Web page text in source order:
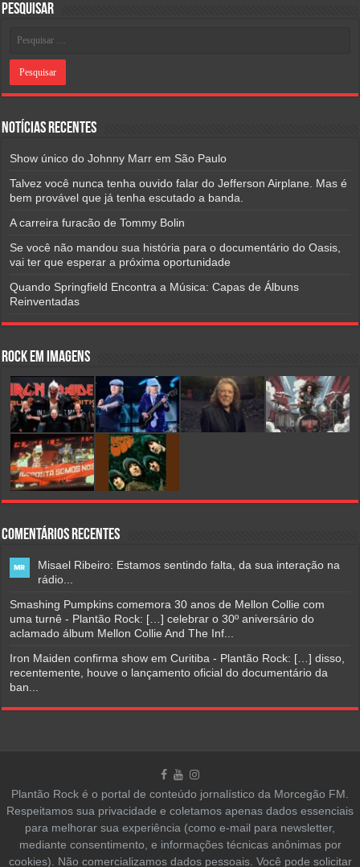
Pesquisar
Notícias Recentes
Show único do Johnny Marr em São Paulo
Talvez você nunca tenha ouvido falar do Jefferson Airplane. Mas é
bem provável que já tenha escutado a banda.
A carreira furacão de Tommy Bolin
Se você não mandou sua história para o documentário do Oasis,
vai ter que esperar a próxima oportunidade
Quando Springfield Encontra a Música: Capas de Álbuns
Reinventadas
Rock em Imagens
Comentários Recentes
Misael Ribeiro: Estamos sentindo falta, da sua interação na
rádio...
Smashing Pumpkins comemora 30 anos de Mellon Collie com
uma turnê - Plantão Rock: […] celebrar o 30º aniversário do
aclamado álbum Mellon Collie And The Inf...
Iron Maiden confirma show em Curitiba - Plantão Rock: […] disso,
recentemente, houve o lançamento oficial do documentário da
ban...
Plantão Rock é o portal de conteúdo jornalístico da Morcegão FM.
Respeitamos sua privacidade e coletamos apenas dados essenciais
para melhorar sua experiência (como e-mail para newsletter,
mediante consentimento, e informações técnicas anônimas por
cookies). Não comercializamos dados pessoais. Você pode solicitar